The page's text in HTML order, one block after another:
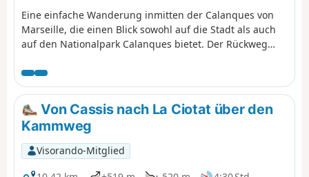
Eine einfache Wanderung inmitten der Calanques von
Marseille, die einen Blick sowohl auf die Stadt als auch
auf den Nationalpark Calanques bietet. Der Rückweg
schönen Blick auf Les Goudes hat. Für diejenigen, die die
vorgeschlagenen Passagen nicht nehmen möchten,
werden in der Beschreibung alternative Routen
angeboten.
Von Cassis nach La Ciotat über den
Kammweg
Visorando-Mitglied